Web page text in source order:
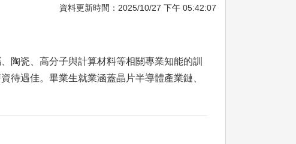
資料更新時間：2025/10/27 下午 05:42:07
陶瓷、高分子與計算材料等相關專業知能的訓
待遇佳。畢業生就業涵蓋晶片半導體產業鏈、